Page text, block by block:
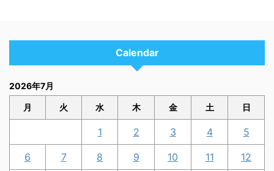
Calendar
2026年7月
月 火 水 木 金 土 日
1 2 3 4 5
6 7 8 9 10 11 12